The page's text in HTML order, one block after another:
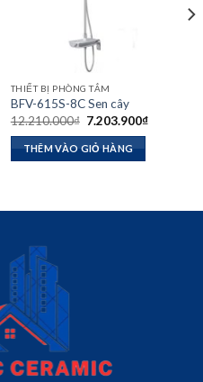
THIẾT BỊ PHÒNG TẮM
BFV-615S-8C Sen cây
12.210.000₫ Giá
là:
12.210.000₫.
7.203.900₫Giá
THÊM VÀO GIỎ HÀNG